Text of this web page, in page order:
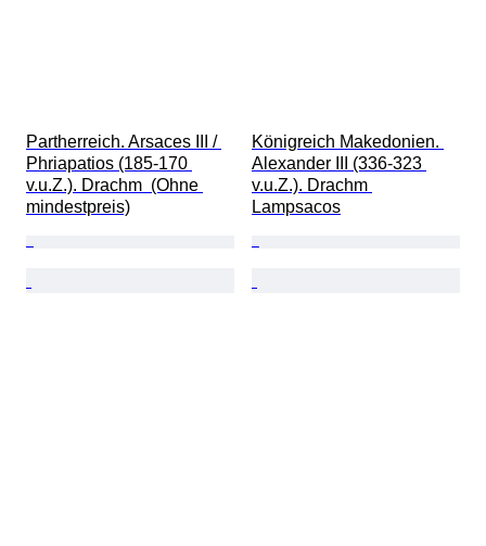
Partherreich. Arsaces III /
Phriapatios (185-170
v.u.Z.). Drachm  (Ohne
mindestpreis)
Königreich Makedonien.
Alexander III (336-323
v.u.Z.). Drachm
Lampsacos